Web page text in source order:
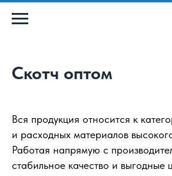
Скотч оптом
Вся продукция относится к
и расходных материалов
Работая напрямую с
стабильное качество и выгодные